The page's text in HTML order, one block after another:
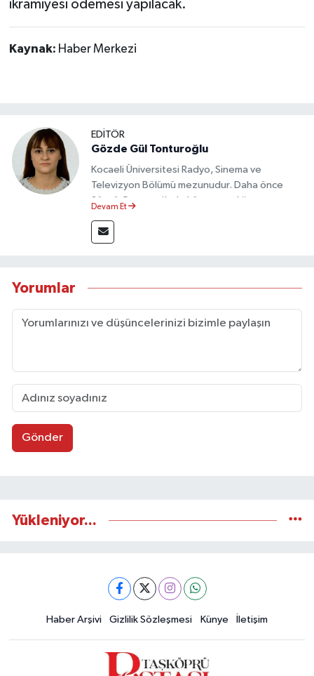
ikramiyesi ödemesi yapılacak.
Kaynak: Haber Merkezi
EDİTÖR
Gözde Gül Tonturoğlu
Kocaeli Üniversitesi Radyo, Sinema ve
Televizyon Bölümü mezunudur. Daha önce
Sözcü Gazetesi’nde köşe yazarlığı yapmış ve
Devam Et
Yorumlar
Gönder
Yükleniyor...
Haber Arşivi Gizlilik Sözleşmesi Künye İletişim